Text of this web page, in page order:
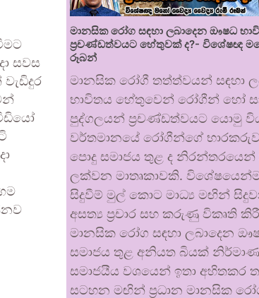
සවස
මානසික රෝග සඳහා ලබාදෙන ඖෂධ
ප්‍රචණ්ඩත්වයට හේතුවක් ද?- විශේෂඥ
රූබන්
මානසික රෝගී තත්ත්වයන් සඳහා
භාවිතය හේතුවෙන් රෝගීන් හෝ
පුද්ගලයන් ප්‍රචණ්ඩත්වයට යොමු
වර්තමානයේ රෝගීන්ගේ
පොදු සමාජය තුළ ද නිරන්තරයෙන්
ලක්වන මාතෘකාවකි.
සිදුවීම් මුල් කොට මාධ්‍ය මඟින්
අසත්‍ය ප්‍රචාර සහ කරුණු විකෘති
මානසික රෝග සඳහා ලබාදෙන
සමාජය තුළ අනියත බියක්
සමාජයීය වශයෙන් ඉතා අහිතකර
සටහන මඟින් ප්‍රධාන මානසික